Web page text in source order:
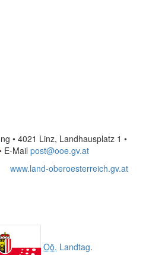
• 4021 Linz, Landhausplatz 1 •
E-Mail post@ooe.gv.at
www.land-oberoesterreich.gv.at
Oö. Landtag.